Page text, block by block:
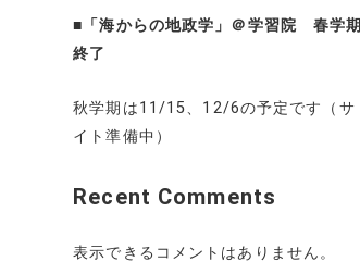
■ 「海からの地政学」＠学習院 春学期
終了
秋学期は11/15、12/6の予定です（サ
イト準備中）
Recent Comments
表示できるコメントはありません。